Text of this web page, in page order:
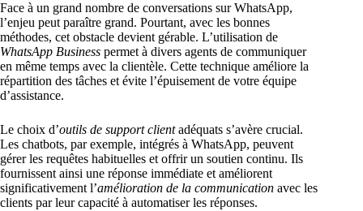
Face à un grand nombre de conversations sur WhatsApp,
l’enjeu peut paraître grand. Pourtant, avec les bonnes
méthodes, cet obstacle devient gérable. L’utilisation de
WhatsApp Business permet à divers agents de communiquer
en même temps avec la clientèle. Cette technique améliore la
répartition des tâches et évite l’épuisement de votre équipe
d’assistance.
Le choix d’outils de support clientadéquats s’avère crucial.
Les chatbots, par exemple, intégrés à WhatsApp, peuvent
gérer les requêtes habituelles et offrir un soutien continu. Ils
fournissent ainsi une réponse immédiate et améliorent
significativement l’amélioration de la communication avec les
clients par leur capacité à automatiser les réponses.